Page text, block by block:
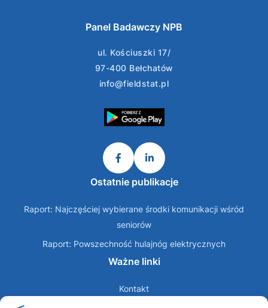
Panel Badawczy NPB
ul. Kościuszki 17/
97-400 Bełchatów
info@fieldstat.pl
Ostatnie publikacje
Raport: Najczęściej wybierane środki komunikacji wśród
seniorów
Raport: Powszechność hulajnóg elektrycznych
Ważne linki
Kontakt